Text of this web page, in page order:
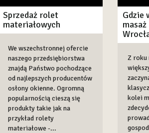
Sprzedaż rolet
materiałowych
We wszechstronnej ofercie
naszego przedsiębiorstwa
znajdą Państwo pochodzące
od najlepszych producentów
osłony okienne. Ogromną
popularnością cieszą się
produkty takie jak na
przykład rolety
materiałowe -...
Gdzie
Z roku
kolei